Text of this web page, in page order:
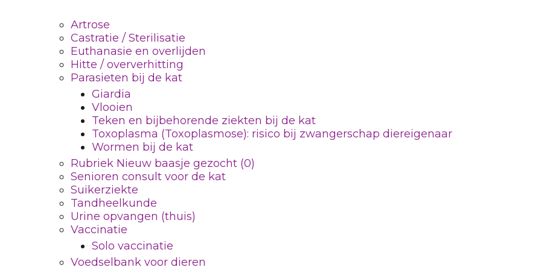
Artrose
Castratie / Sterilisatie
Euthanasie en overlijden
Hitte / oververhitting
Parasieten bij de kat
Giardia
Vlooien
Teken en bijbehorende ziekten bij de kat
Toxoplasma (Toxoplasmose): risico bij zwangerschap diereigenaar
Wormen bij de kat
Rubriek Nieuw baasje gezocht (0)
Senioren consult voor de kat
Suikerziekte
Tandheelkunde
Urine opvangen (thuis)
Vaccinatie
Solo vaccinatie
Voedselbank voor dieren
Copyright© Dierenkliniek De Berg | | Op alle opdrachten